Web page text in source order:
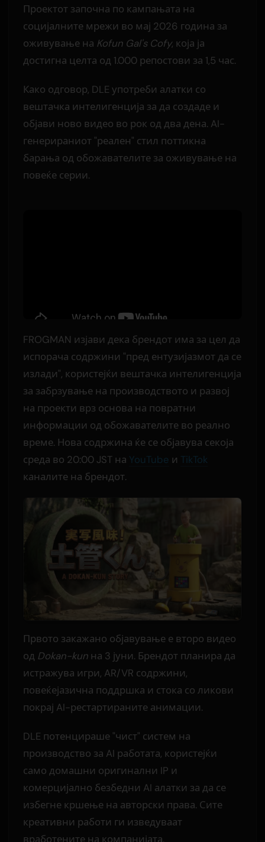
Проектот започна по кампањата на
социјалните мрежи во мај 2026 година за
оживување на Kofun Gal's Cofy, која ја
достигна целта од 1.000 репостови за 1,5 час.
Како одговор, DLE употреби алатки со
вештачка интелигенција за да создаде и
објави ново видео во рок од два дена. AI-
генерираниот "реален" стил поттикна
барања од обожавателите за оживување на
повеќе серии.
FROGMAN изјави дека брендот има за цел да
испорача содржини "пред ентузијазмот да се
излади", користејќи вештачка интелигенција
за забрзување на производството и развој
на проекти врз основа на повратни
информации од обожавателите во реално
време. Нова содржина ќе се објавува секоја
среда во 20:00 JST на YouTube и TikTok
каналите на брендот.
Првото закажано објавување е второ видео
од Dokan-kunна 3 јуни. Брендот планира да
истражува игри, AR/VR содржини,
повеќејазична поддршка и стока со ликови
покрај AI-рестартираните анимации.
DLE потенцираше "чист" систем на
производство за AI работата, користејќи
само домашни оригинални IP и
комерцијално безбедни AI алатки за да се
избегне кршење на авторски права. Сите
креативни работи ги изведуваат
вработените на компанијата.